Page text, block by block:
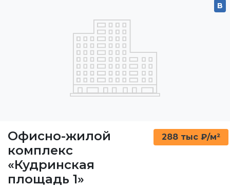
B
Офисно-жилой
комплекс
«Кудринская
площадь 1»
288 тыс ₽/м²